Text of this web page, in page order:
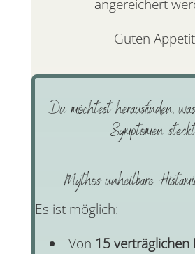
angereichert
Guten
Du möchtest herausfinden,
Symptomen
Mythos unheilbare
Es ist möglich:
Von 15